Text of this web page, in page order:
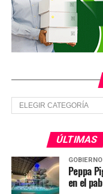
Por lo que una vez
General de Métodos
trámites
juzgado que la
TEMAS RELACIONADOS
Estudiante de
identificada
NO TE PIERDAS
Par de sujetos
Secciones
ÚLTIMAS
Peppa
en el